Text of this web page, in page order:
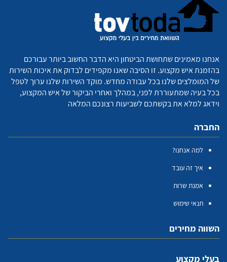
אנחנו מאמינים שתחושת הביטחון היא הדבר החשוב ביותר עבורכם
בהזמנת איש מקצוע. זו הסיבה שאנו מקפידים לבדוק את איכות השירות
של המומלצים שלנו בכל עבודה מחדש. מוקד השירות שלנו ערוך לטפל
בכל בעיה שמתעוררת לפני, במהלך ואחרי הביקור של איש המקצוע,
וידאג למלא את בקשתכם לשביעות רצונכם המלאה
החברה
למה אנחנו?
איך זה עובד
אמנת שרות
תנאי שימוש
השווה מחירים
בעלי מקצוע